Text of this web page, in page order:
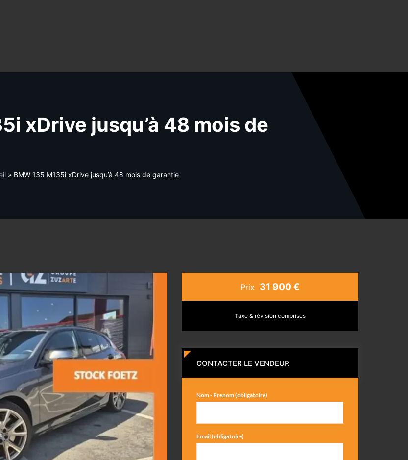
xDrive jusqu’à 48 mois de
» BMW 135 M135i xDrive jusqu’à 48 mois de garantie
Prix 31 900 €
Taxe & révision comprises
CONTACTER LE VENDEUR
Nom - Prenom (obligatoire)
Email (obligatoire)